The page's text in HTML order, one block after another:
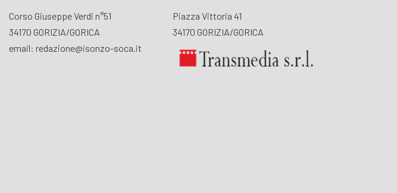
Corso Giuseppe Verdi n°51
34170 GORIZIA/GORICA
email: redazione@isonzo-soca.it
Piazza Vittoria 41
34170 GORIZIA/GORICA